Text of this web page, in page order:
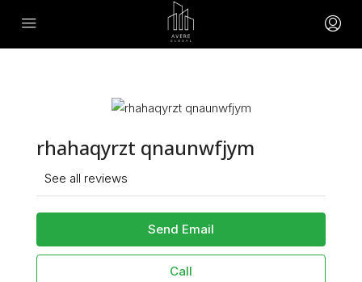
rhahaqyrzt qnaunwfjym
See all reviews
Send Email
Call